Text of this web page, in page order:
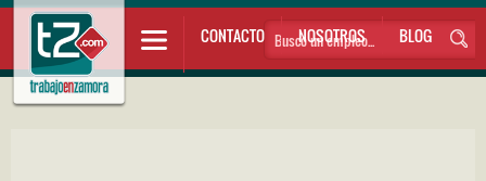
CONTACTO NOSOTROS BLOG